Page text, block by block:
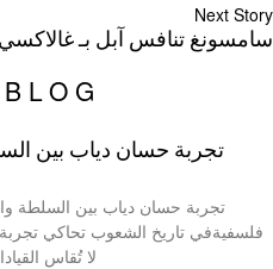
Next Story
سامسونغ تنافس آبل بـ
تجربة حسان دياب بين
تجربة حسان دياب بين السلطة
فلسفيةفي تاريخ الشعوب تحاكي
لا تُقاس